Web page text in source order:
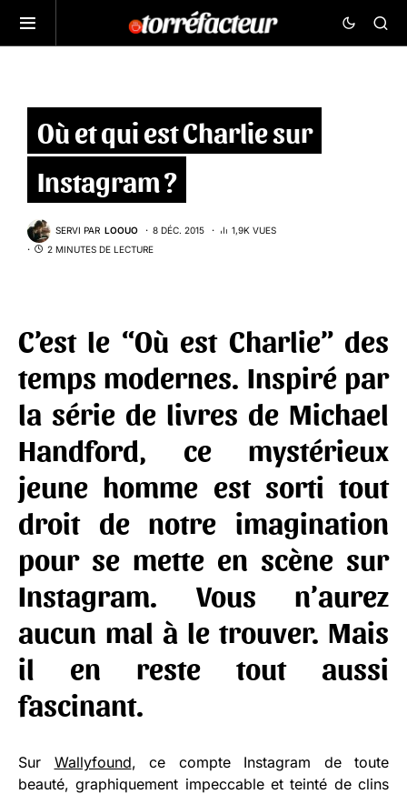
Où et qui est Charlie sur
Instagram ?
SERVI PAR LOOUO 8 DÉC. 2015
1,9K VUES
2 MINUTES DE LECTURE
C’est le “Où est Charlie”des
temps modernes. Inspiré par
la série de livres de Michael
Handford, ce mystérieux
jeune homme est sorti tout
droit de notre imagination
pour se mette en scène sur
Instagram. Vous n’aurez
aucun mal à le trouver. Mais
il en reste tout aussi
fascinant.
Sur Wallyfound, ce compte Instagram de toute
beauté, graphiquement impeccable et teinté de clins